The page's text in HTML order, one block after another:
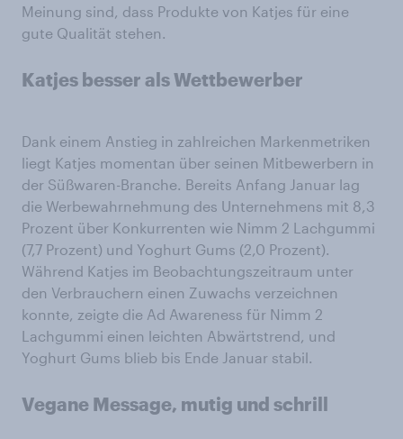
Meinung sind, dass Produkte von Katjes für eine
gute Qualität stehen.
Katjes besser als Wettbewerber
Dank einem Anstieg in zahlreichen Markenmetriken
liegt Katjes momentan über seinen Mitbewerbern in
der Süßwaren-Branche. Bereits Anfang Januar lag
die Werbewahrnehmung des Unternehmens mit 8,3
Prozent über Konkurrenten wie Nimm 2 Lachgummi
(7,7 Prozent) und Yoghurt Gums (2,0 Prozent).
Während Katjes im Beobachtungszeitraum unter
den Verbrauchern einen Zuwachs verzeichnen
konnte, zeigte die Ad Awareness für Nimm 2
Lachgummi einen leichten Abwärtstrend, und
Yoghurt Gums blieb bis Ende Januar stabil.
Vegane Message, mutig und schrill